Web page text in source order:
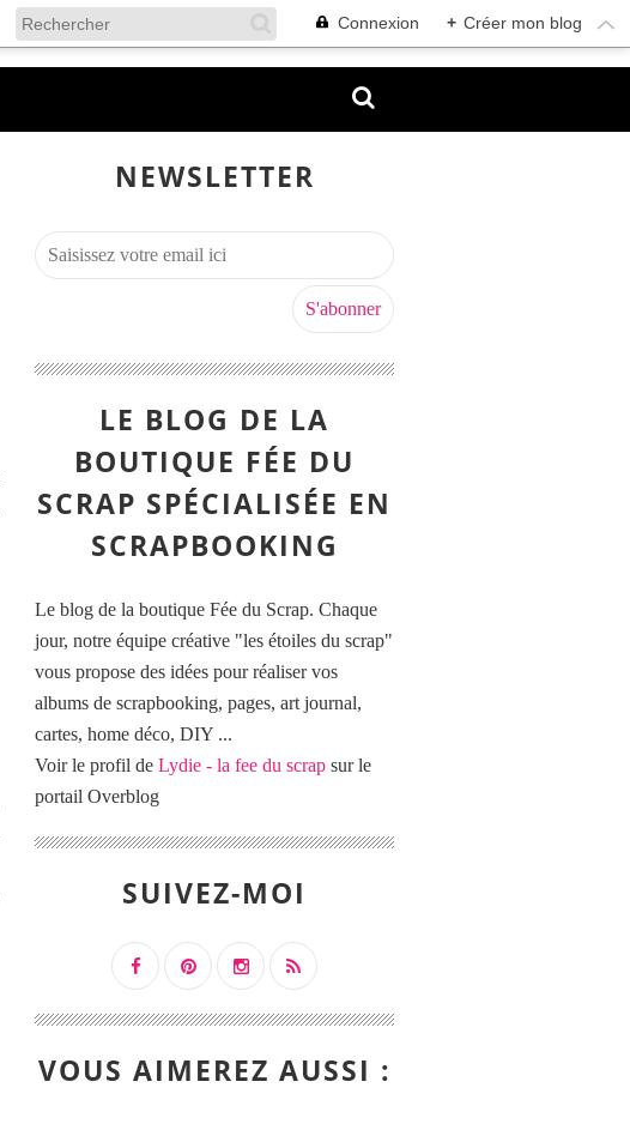
Connexion + Créer mon blog
NEWSLETTER
LE BLOG DE LA
BOUTIQUE FÉE DU
SCRAP SPÉCIALISÉE EN
SCRAPBOOKING
Le blog de la boutique Fée du Scrap. Chaque
jour, notre équipe créative "les étoiles du scrap"
vous propose des idées pour réaliser vos
albums de scrapbooking, pages, art journal,
cartes, home déco, DIY ...
Voir le profil de Lydie - la fee du scrap sur le
portail Overblog
SUIVEZ-MOI
VOUS AIMEREZ AUSSI :